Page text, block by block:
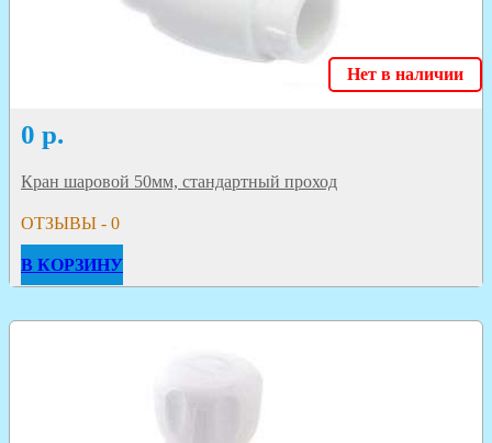
Нет в наличии
0 р.
Кран шаровой 50мм, стандартный проход
ОТЗЫВЫ - 0
В КОРЗИНУ